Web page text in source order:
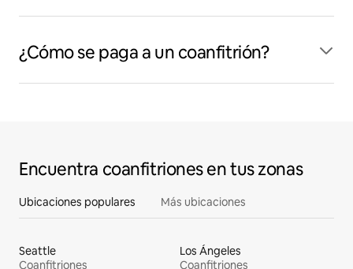
¿Cómo se paga a un coanfitrión?
Encuentra coanfitriones en tus zonas
Ubicaciones populares Más ubicaciones
Seattle
Coanfitriones
Los Ángeles
Coanfitriones